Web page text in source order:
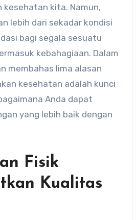
kesehatan kita. Namun,
lebih dari sekadar kondisi
bagi segala sesuatu
kebahagiaan. Dalam
membahas lima alasan
kesehatan adalah kunci
Anda dapat
yang lebih baik dengan
Fisik
Kualitas